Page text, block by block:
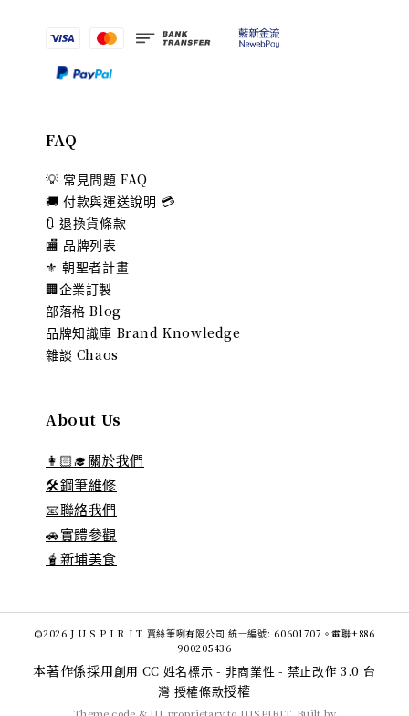
FAQ
💡 常見問題 FAQ
🚚 付款與運送說明 💳
🔃 退換貨條款
🏬 品牌列表
⚜️ 朝聖者計畫
🏢企業訂製
部落格 Blog
品牌知識庫 Brand Knowledge
雜談 Chaos
About Us
👩🏻‍🎓關於我們
🛠️鋼筆維修
📧聯絡我們
🚗實體參觀
🧋新埔美食
©2026 J U S P I R I T 賈絲筆咧有限公司 統一編號: 60601707。電聯+886
900205436
本著作係採用創用 CC 姓名標示 - 非商業性 - 禁止改作 3.0 台
灣 授權條款授權